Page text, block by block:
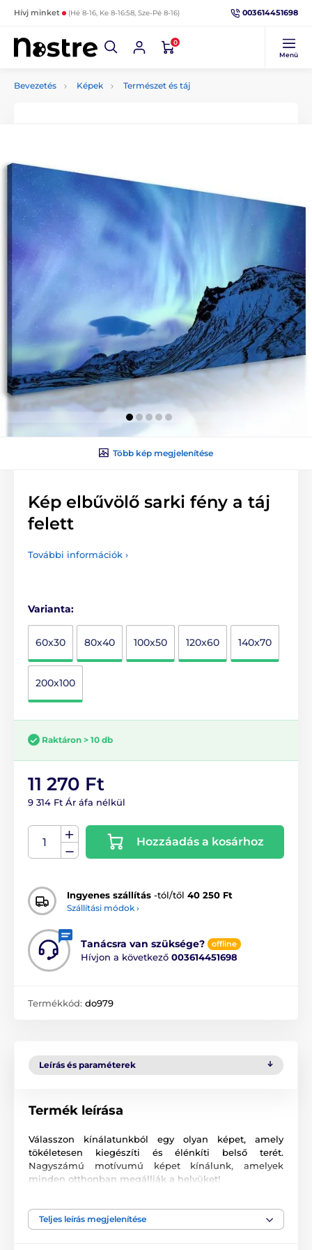
Hívj minket (Hé 8-16, Ke 8-16:58, Sze-Pé 8-16) 003614451698
0
Menü
Bevezetés Képek Természet és táj
Több kép megjelenítése
Kép elbűvölő sarki fény a táj
felett
További információk ›
Varianta:
60x30 80x40 100x50 120x60 140x70
200x100
Raktáron > 10 db
11 270 Ft
9 314 Ft Ár áfa nélkül
Hozzáadás a kosárhoz
Ingyenes szállítás -tól/től 40 250 Ft
Szállítási módok ›
Tanácsra van szüksége? offline
Hívjon a következő 003614451698
Termékkód: do979
Leírás és paraméterek
Termék leírása
Válasszon kínálatunkból egy olyan képet, amely
tökéletesen kiegészíti és élénkíti belső terét.
Nagyszámú motívumú képet kínálunk, amelyek
minden otthonban megállják a helyüket!
Számunkra fontos a minőség, ezért képeinkhez nem
Teljes leírás megjelenítése